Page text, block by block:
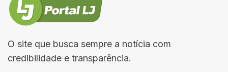
O site que busca sempre a notícia com
credibilidade e transparência.